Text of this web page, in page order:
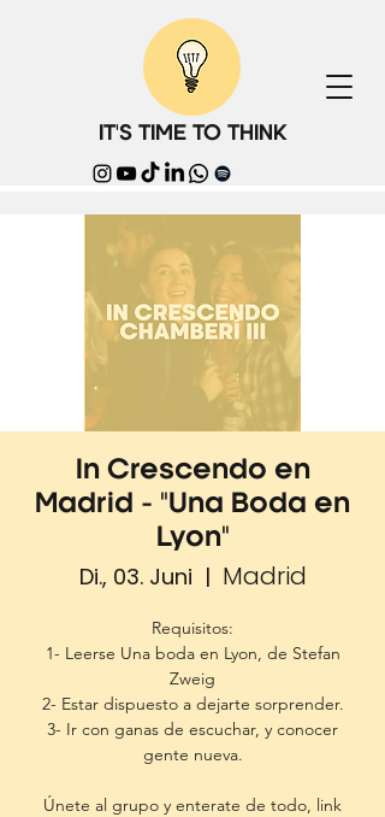
IT'S TIME TO THINK
In Crescendo en
Madrid - "Una Boda en
Lyon"
Di., 03. Juni
  |
Madrid
Requisitos:
1- Leerse Una boda en Lyon, de Stefan
Zweig
2- Estar dispuesto a dejarte sorprender.
3- Ir con ganas de escuchar, y conocer
gente nueva.
Únete al grupo y enterate de todo, link